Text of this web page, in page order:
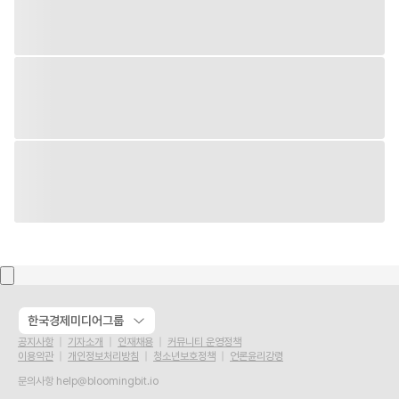
한국경제미디어그룹
공지사항 기자소개 인재채용
커뮤니티 운영정책
이용약관
개인정보처리방침 청소년보호정책
언론윤리강령
문의사항 help@bloomingbit.io